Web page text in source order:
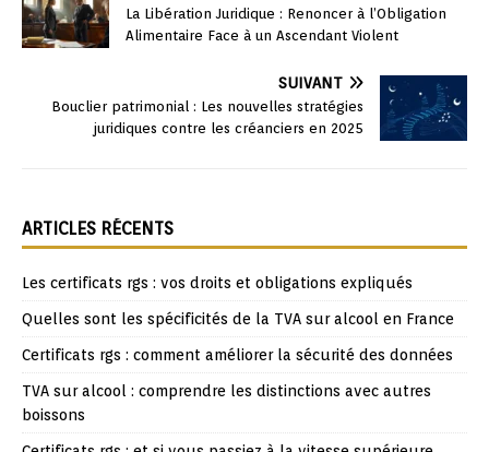
La Libération Juridique : Renoncer à l’Obligation
Alimentaire Face à un Ascendant Violent
SUIVANT
Bouclier patrimonial : Les nouvelles stratégies
juridiques contre les créanciers en 2025
ARTICLES RÉCENTS
Les certificats rgs : vos droits et obligations expliqués
Quelles sont les spécificités de la TVA sur alcool en France
Certificats rgs : comment améliorer la sécurité des données
TVA sur alcool : comprendre les distinctions avec autres
boissons